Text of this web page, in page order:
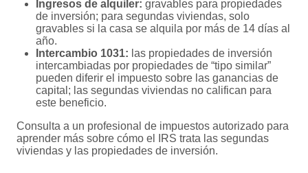
Ingresos de alquiler: gravables para propiedades
de inversión; para segundas viviendas, solo
gravables si la casa se alquila por más de 14 días al
año.
Intercambio 1031: las propiedades de inversión
intercambiadas por propiedades de “tipo similar”
pueden diferir el impuesto sobre las ganancias de
capital; las segundas viviendas no califican para
este beneficio.
Consulta a un profesional de impuestos autorizado para
aprender más sobre cómo el IRS trata las segundas
viviendas y las propiedades de inversión.